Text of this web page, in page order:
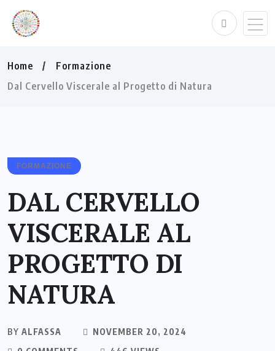
Home
Formazione
Dal Cervello Viscerale al Progetto di Natura
FORMAZIONE
DAL CERVELLO
VISCERALE AL
PROGETTO DI
NATURA
BY ALFASSA
NOVEMBER 20, 2024